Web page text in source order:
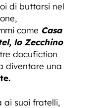
di buttarsi nel
come Casa
lo Zecchino
docufiction
diventare una
ai suoi fratelli,